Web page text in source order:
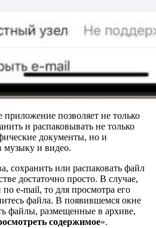
позволяет не только
и распаковывать не только
документы, но и
музыку и видео.
сохранить или распаковать файл
достаточно просто. В случае,
e-mail, то для просмотра его
файла. В появившемся окне
файлы, размещенные в архиве,
содержимое».